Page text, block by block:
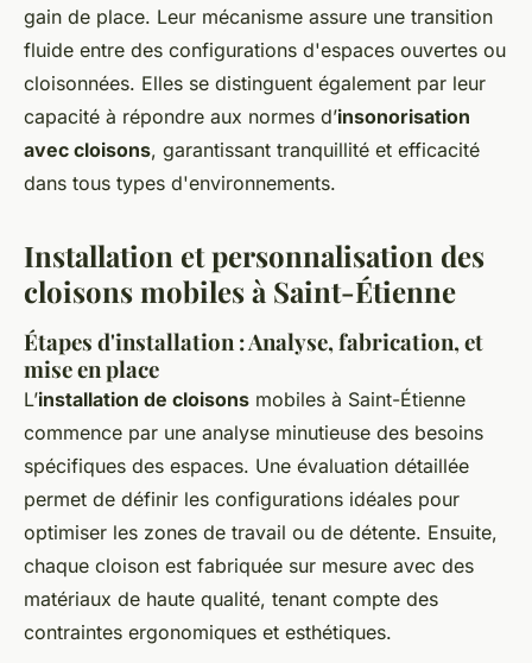
gain de place. Leur mécanisme assure une transition
fluide entre des configurations d'espaces ouvertes ou
cloisonnées. Elles se distinguent également par leur
capacité à répondre aux normes d’insonorisation
avec cloisons, garantissant tranquillité et efficacité
dans tous types d'environnements.
Installation et personnalisation des
cloisons mobiles à Saint-Étienne
Étapes d'installation : Analyse, fabrication, et
mise en place
L’installation de cloisons mobiles à Saint-Étienne
commence par une analyse minutieuse des besoins
spécifiques des espaces. Une évaluation détaillée
permet de définir les configurations idéales pour
optimiser les zones de travail ou de détente. Ensuite,
chaque cloison est fabriquée sur mesure avec des
matériaux de haute qualité, tenant compte des
contraintes ergonomiques et esthétiques.